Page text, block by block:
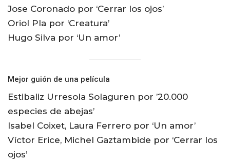
Jose Coronado por ‘Cerrar los ojos’
Oriol Pla por ‘Creatura’
Hugo Silva por ‘Un amor’
Mejor guión de una película
Estibaliz Urresola Solaguren por ’20.000
especies de abejas’
Isabel Coixet, Laura Ferrero por ‘Un amor’
Víctor Erice, Michel Gaztambide por ‘Cerrar los
ojos’